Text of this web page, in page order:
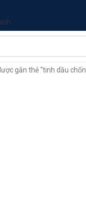
gắn thẻ “tinh dầu